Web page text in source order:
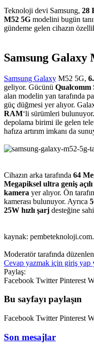
Teknoloji devi Samsung, 28
M52 5G modelini bugün
gündeme gelen cihazın
Samsung
Samsung Galaxy M52 5G,
geliyor. Gücünü Qualcomm
alan modelin yan tarafında
güç düğmesi yer alıyor.
RAM‘li sürümleri
depolama birimi ile gelen
hafıza artırım imkanı da
Cihazın arka tarafında 64
Megapiksel ultra geniş
kamera yer alıyor. Ön
kamerası bulunuyor. Ayrıca
25W hızlı şarj desteğine
kaynak:
Moderatör tarafında
Cevap yazmak için giriş yap
Paylaş:
Facebook Twitter Pinterest
Bu sayfayı paylaşın
Facebook Twitter Pinterest
Son mesajlar